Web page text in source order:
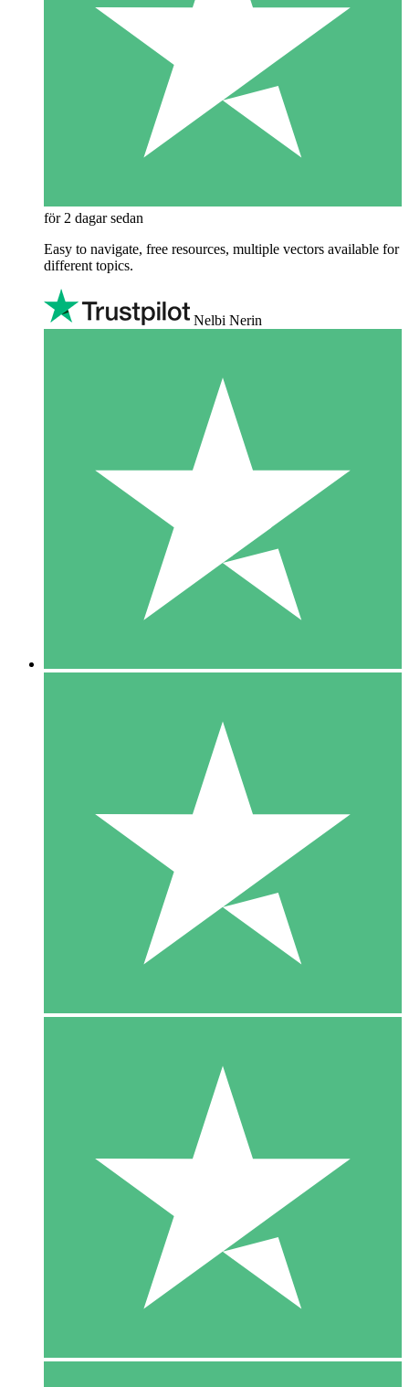
för 2 dagar sedan
Easy to navigate, free resources, multiple vectors available for
different topics.
Nelbi Nerin